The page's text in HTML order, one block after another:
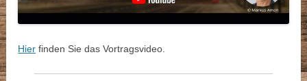
Hier finden Sie das Vortragsvideo.